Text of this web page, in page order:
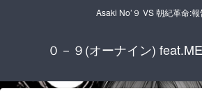
Asaki No’９ VS 朝紀革命:報
０－９(オーナイン)